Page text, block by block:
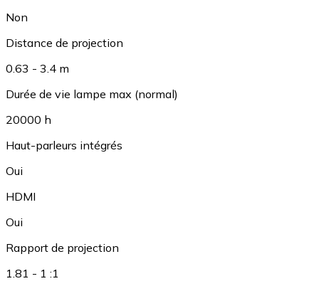
Non
Distance de projection
0.63 - 3.4 m
Durée de vie lampe max (normal)
20000 h
Haut-parleurs intégrés
Oui
HDMI
Oui
Rapport de projection
1.81 - 1 :1